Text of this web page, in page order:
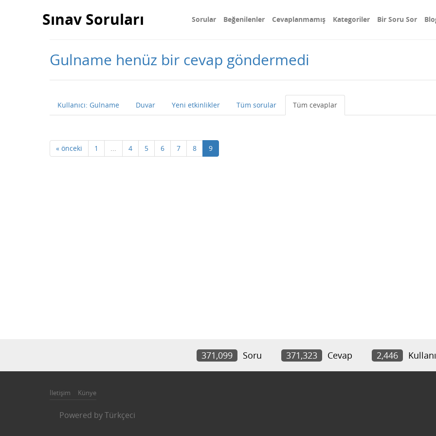
Sınav Soruları Sorular Beğenilenler Cevaplanmamış Kategoriler Bir Soru Sor
Gulname henüz bir cevap göndermedi
Kullanıcı: Gulname Duvar Yeni etkinlikler Tüm sorular Tüm cevaplar
« önceki 1 ... 4 5 6 7 8 9
371,099 Soru 371,323 Cevap 2,446
İletişim Künye
Powered byTürkçeci